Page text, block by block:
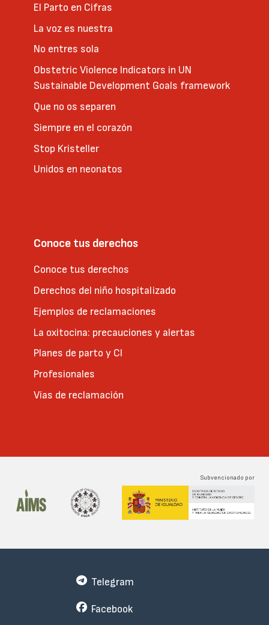
El Parto en Cifras
La voz es nuestra
No entres sola
Obstetric Violence Indicators in UN
Sustainable Development Goals framework
Que no os separen
Siempre en el corazón
Stop Kristeller
Unidos en neonatos
Conoce tus derechos
Conoce tus derechos
Derechos del niño hospitalizado
Ejemplos de reclamaciones
La oxitocina: precauciones y alertas
Planes de parto y CI
Profesionales
Vías de reclamación
Subvencionado por
Telegram
Facebook